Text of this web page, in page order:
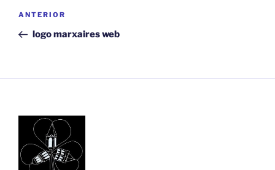
Navegació
Entrada
anterior
ANTERIOR
logo marxaires web